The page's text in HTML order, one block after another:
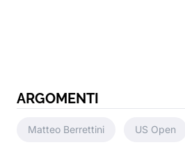
ARGOMENTI
Matteo Berrettini US Open